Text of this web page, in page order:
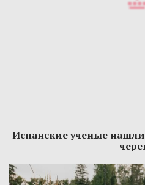
Испанские ученые